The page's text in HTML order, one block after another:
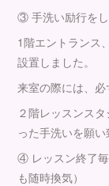
③ 手洗い励行をし
1階エントランス
設置しました。
来室の際には、必
２階レッスンス
った手洗いを願い
④ レッスン終了
も随時換気）